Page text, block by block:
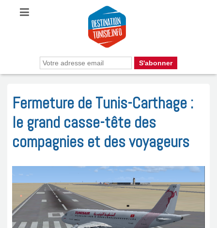
Fermeture de Tunis-Carthage :
le grand casse-tête des
compagnies et des voyageurs